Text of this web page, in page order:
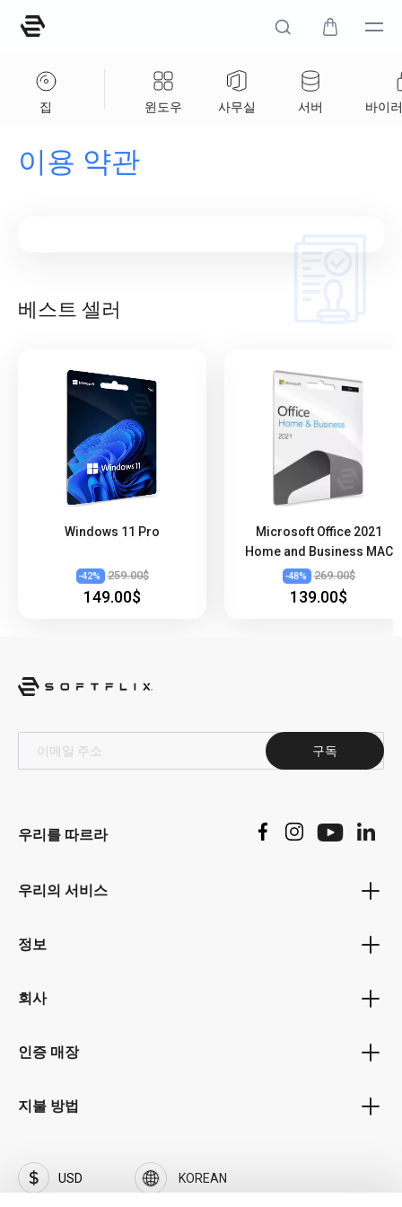
집 윈도우 사무실 서버 바이
이용 약관
베스트 셀러
Windows 11 Pro
-42% 259.00$
149.00$
Microsoft Office 2021
Home and Business MAC
-48% 269.00$
139.00$
구독
우리를 따르라
우리의 서비스
보너스 프로그램
제휴 프로그램
비즈니스 고객 포털
자주 묻는 질문(FAQ)
정보
이용 약관
배송 및 지불 조건
날인
회사
경력 및 직업
브랜드 SOFTFLIX®
투자자
인증 매장
지불 방법
USD KOREAN